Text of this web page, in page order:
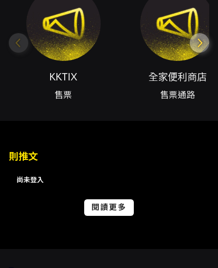
與群口段子，並有特邀演出者陳大天。節目聲明
指出內容富含各式不當言論，主辦方建議12歲以
上觀眾入場，16歲以下及心智不成熟者請斟酌。
演出時間與地點 - 時間：2026/09/20（日）
14:30 開演（請於開演前30分鐘入場） - 地點：
Comedy Plus 卡米地＋（北市中山區復興北路
480號） 演出者（摘錄） - 陳大天（特邀演出）
- 黃逸豪 - 宋明翰 - 段彥希 - 吳思偉 - 劉毓謙 節
目與特色 - 節目包含多組段子／小品，例如「AI
萬事屋」、「一飛蔥天」、「特務Two」與「群
位）、NT$800（一般票）、另有NT$720、
台全家便利商店（門市購票或全家取票）。 - 付
ATM 虛擬帳號。 - 全家取票每筆交易限取票4
張，若於全家以現金購票每筆限購4張且不酌收
KKTIX
售票
全家便利商店
售票通路
則推文
尚未登入
閱讀更多